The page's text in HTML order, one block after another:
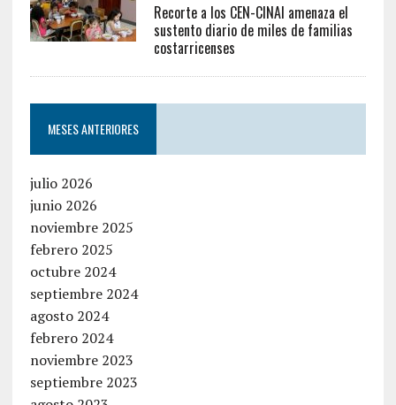
Recorte a los CEN-CINAI amenaza el
sustento diario de miles de familias
costarricenses
MESES ANTERIORES
julio 2026
junio 2026
noviembre 2025
febrero 2025
octubre 2024
septiembre 2024
agosto 2024
febrero 2024
noviembre 2023
septiembre 2023